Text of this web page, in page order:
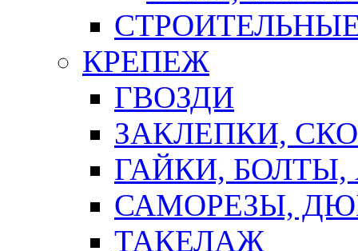
КРЕПЕЖ
ГВОЗДИ
ЗАКЛЕПКИ,
ГАЙКИ,
САМОРЕЗЫ,
ТАКЕЛАЖ